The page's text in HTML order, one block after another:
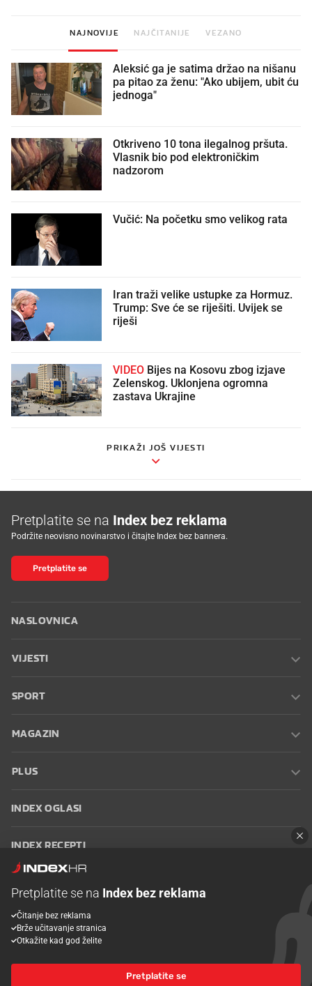
NAJNOVIJE NAJČITANIJE VEZANO
Aleksić ga je satima držao na nišanu
pa pitao za ženu: "Ako ubijem, ubit ću
jednoga"
Otkriveno 10 tona ilegalnog pršuta.
Vlasnik bio pod elektroničkim
nadzorom
Vučić: Na početku smo velikog rata
Iran traži velike ustupke za Hormuz.
Trump: Sve će se riješiti. Uvijek se
riješi
VIDEO
Zelenskog. Uklonjena ogromna
zastava Ukrajine
PRIKAŽI JOŠ VIJESTI
Pretplatite se na Index bez reklama
Podržite neovisno novinarstvo i čitajte Index bez bannera.
Pretplatite se
NASLOVNICA
VIJESTI
SPORT
MAGAZIN
PLUS
INDEX OGLASI
INDEX RECEPTI
Oglašavanje Zaposli se na Indexu
korištenja
Postavke kolačića
Pretplatite se na Index bez reklama
Čitanje bez reklama
Brže učitavanje stranica
Otkažite kad god želite
Pretplatite se